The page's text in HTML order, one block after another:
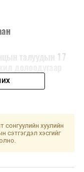
талуудын 17
хуулийн
сэтгэгдэл хэсгийг